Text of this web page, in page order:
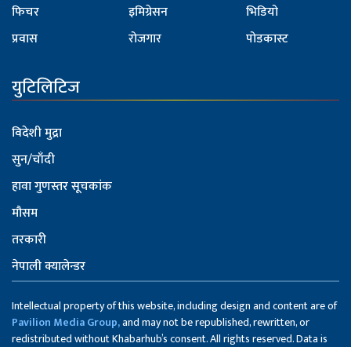
फिचर
प्रवास
इमिग्रेसन
रोजगार
भिडियो
पोडकास्ट
युटिलिटिज
विदेशी मुद्रा
सुन/चाँदी
हावा गुणस्तर सूचकांक
मौसम
तरकारी
नेपाली क्यालेन्डर
Intellectual property of this website, including design and content are of
Pavilion Media Group,and may not be republished, rewritten, or
redistributed without Khabarhub’s consent. All rights reserved. Data is